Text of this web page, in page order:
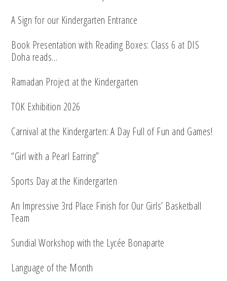
A Sign for our Kindergarten Entrance
Book Presentation with Reading Boxes: Class 6 at DIS
Doha reads…
Ramadan Project at the Kindergarten
TOK Exhibition 2026
Carnival at the Kindergarten: A Day Full of Fun and Games!
“Girl with a Pearl Earring”
Sports Day at the Kindergarten
An Impressive 3rd Place Finish for Our Girls’ Basketball
Team
Sundial Workshop with the Lycée Bonaparte
Language of the Month